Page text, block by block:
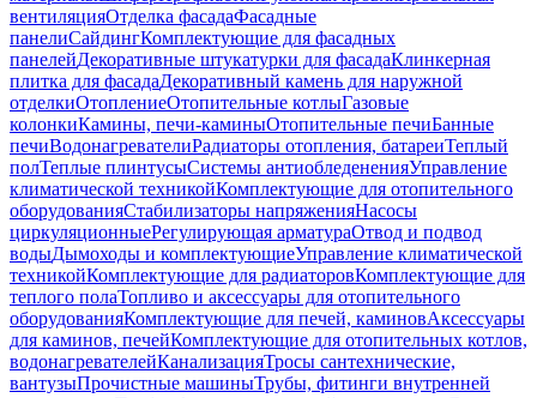
вентиляцияОтделка фасадаФасадные
панелиСайдингКомплектующие для фасадных
панелейДекоративные штукатурки для фасадаКлинкерная
плитка для фасадаДекоративный камень для наружной
отделкиОтоплениеОтопительные котлыГазовые
колонкиКамины, печи-каминыОтопительные печиБанные
печиВодонагревателиРадиаторы отопления, батареиТеплый
полТеплые плинтусыСистемы антиобледененияУправление
климатической техникойКомплектующие для отопительного
оборудованияСтабилизаторы напряженияНасосы
циркуляционныеРегулирующая арматураОтвод и подвод
водыДымоходы и комплектующиеУправление климатической
техникойКомплектующие для радиаторовКомплектующие для
теплого полаТопливо и аксессуары для отопительного
оборудованияКомплектующие для печей, каминовАксессуары
для каминов, печейКомплектующие для отопительных котлов,
водонагревателейКанализацияТросы сантехнические,
вантузыПрочистные машиныТрубы, фитинги внутренней